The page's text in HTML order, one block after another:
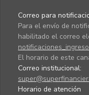
Correo para
Para el envío de
habilitado el correo
El horario de este
Correo institucional:
Horario de atención